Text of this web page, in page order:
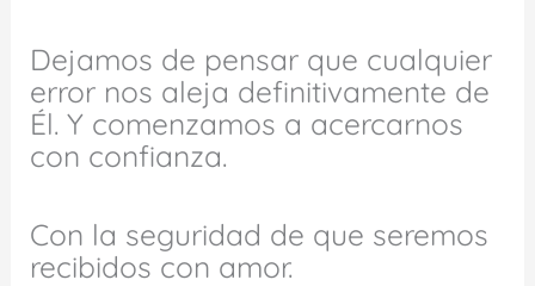
Dejamos de pensar que cualquier
error nos aleja definitivamente de
Él. Y comenzamos a acercarnos
con confianza.
Con la seguridad de que seremos
recibidos con amor.